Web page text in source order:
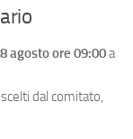
agosto ore 09:00a
dal comitato,